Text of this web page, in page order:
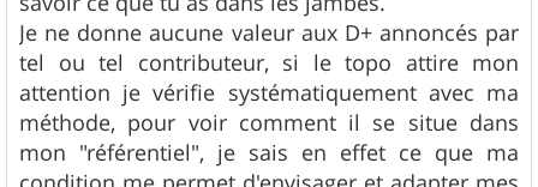
Je ne donne aucune valeur aux D+ annoncés par
tel ou tel contributeur, si le topo attire mon
attention je vérifie systématiquement avec ma
méthode, pour voir comment il se situe dans
mon "référentiel", je sais en effet ce que ma